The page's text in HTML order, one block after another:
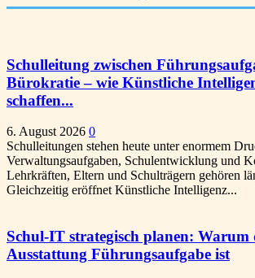
Schulleitung zwischen
Bürokratie – wie Künstliche
schaffen...
6. August 2026 0
Schulleitungen stehen heute unter enormem
Verwaltungsaufgaben, Schulentwicklung und
Lehrkräften, Eltern und Schulträgern gehören
Gleichzeitig eröffnet Künstliche Intelligenz...
Schul-IT strategisch planen: Warum
Ausstattung Führungsaufgabe ist